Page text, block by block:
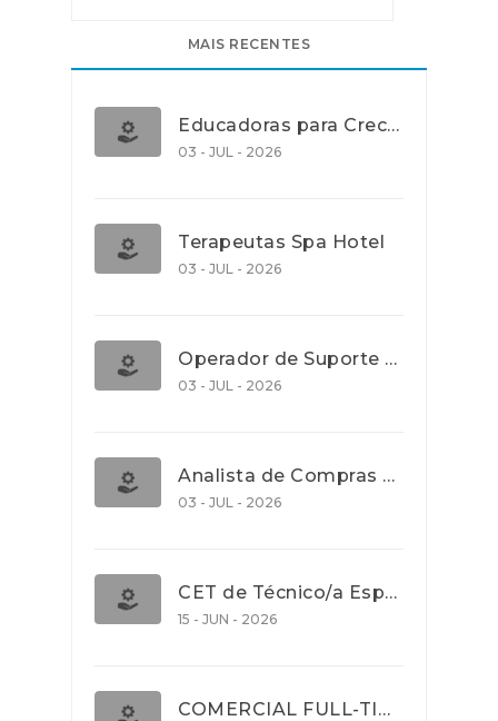
MAIS RECENTES
Educadoras para Creche e J.I., Lisboa
03 - JUL - 2026
Terapeutas Spa Hotel
03 - JUL - 2026
Operador de Suporte Operacional
03 - JUL - 2026
Analista de Compras e Contratos (Banca)
03 - JUL - 2026
CET de Técnico/a Especialista em Comércio Internacional (Nível 5)
15 - JUN - 2026
COMERCIAL FULL-TIME